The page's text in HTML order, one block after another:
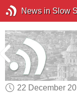
News in Slow
22 December